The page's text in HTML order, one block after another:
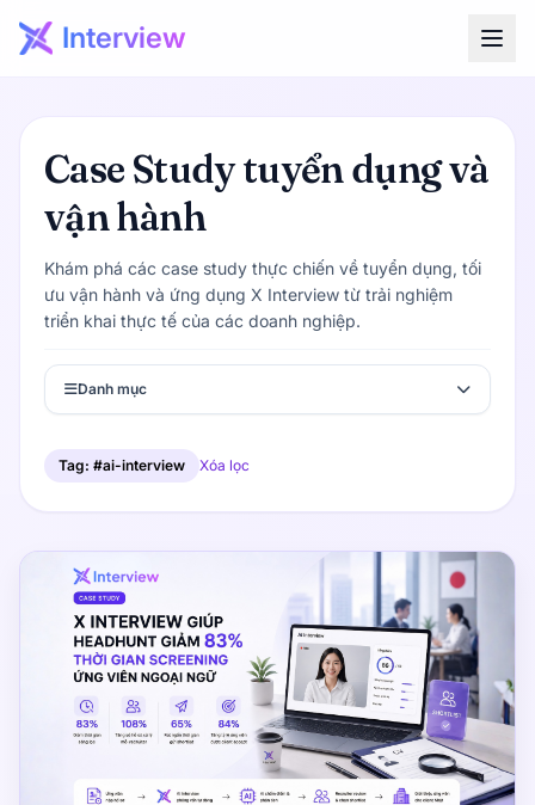
Interview
Case Study tuyển dụng và
vận hành
Khám phá các case study thực chiến về tuyển dụng, tối
ưu vận hành và ứng dụng X Interview từ trải nghiệm
triển khai thực tế của các doanh nghiệp.
Danh mục
Tag: #ai-interview Xóa lọc